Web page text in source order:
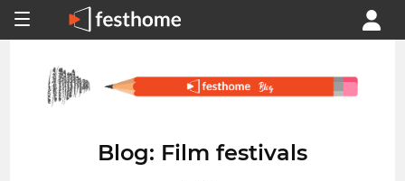
Blog: Film festivals